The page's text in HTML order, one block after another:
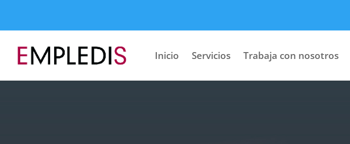
Inicio Servicios Trabaja con nosotros